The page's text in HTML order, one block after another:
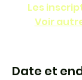
Les
Voir
Date et